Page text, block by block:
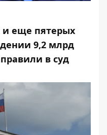
и еще пятерых
9,2 млрд
в суд